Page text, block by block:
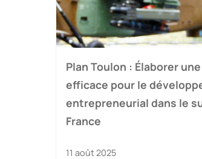
Plan Toulon : Élaborer
efficace pour le
entrepreneurial dans le
France
11 août 2025